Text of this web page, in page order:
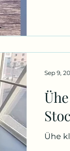
Ühe
Sep 9,